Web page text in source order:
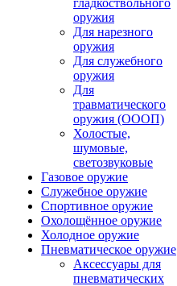
гладкоствольного
оружия
Для нарезного
оружия
Для служебного
оружия
Для
травматического
оружия (ОООП)
Холостые,
шумовые,
светозвуковые
Газовое оружие
Служебное оружие
Спортивное оружие
Охолощённое оружие
Холодное оружие
Пневматическое оружие
Аксессуары для
пневматических